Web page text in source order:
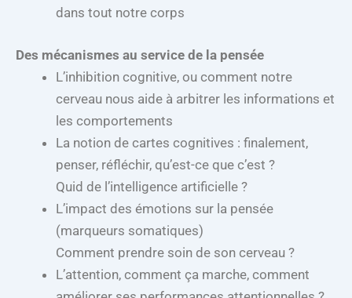
dans tout notre corps
Des mécanismes au service de la pensée
L’inhibition cognitive, ou comment notre
cerveau nous aide à arbitrer les informations et
les comportements
La notion de cartes cognitives : finalement,
penser, réfléchir, qu’est-ce que c’est ?
Quid de l’intelligence artificielle ?
L’impact des émotions sur la pensée
(marqueurs somatiques)
Comment prendre soin de son cerveau ?
L’attention, comment ça marche, comment